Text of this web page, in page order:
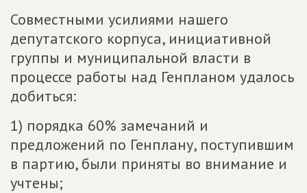
Совместными усилиями нашего
депутатского корпуса, инициативной
группы и муниципальной власти в
процессе работы над Генпланом удалось
добиться:
1) порядка 60% замечаний и
предложений по Генплану, поступившим
в партию, были приняты во внимание и
учтены;